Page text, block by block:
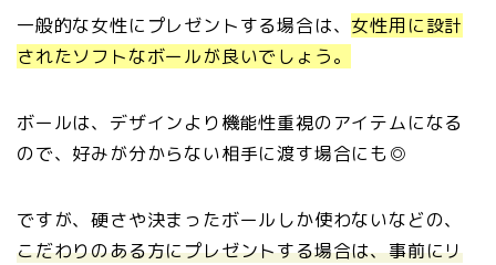
一般的な女性にプレゼントする場合は、 女性用に設計
されたソフトなボールが良いでしょう。
ボールは、デザインより機能性重視のアイテムになる
ので、好みが分からない相手に渡す場合にも◎
ですが、硬さや決まったボールしか使わないなどの、
こだわりのある方にプレゼントする場合は、事前にリ